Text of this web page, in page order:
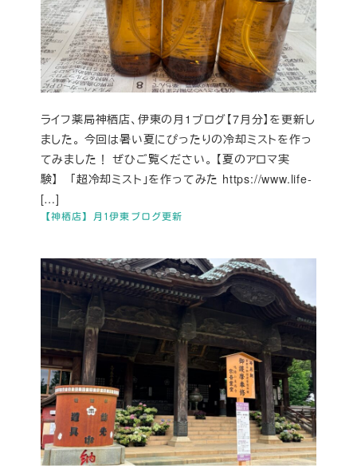
【神栖店】月1伊東ブログ更新
ライフ薬局神栖店、伊東の月1ブログ【7月分】を更新し
ました。 今回は暑い夏にぴったりの冷却ミストを作っ
てみました！ ぜひご覧ください。 【夏のアロマ実
験】 「超冷却ミスト」を作ってみた https://www.life-
[…]